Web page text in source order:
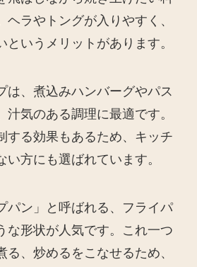
ラやトングが入りやすく、
いうメリットがあります。
は、煮込みハンバーグやパス
汁気のある調理に最適です。
する効果もあるため、キッチ
い方にも選ばれています。
パン」と呼ばれる、フライパ
な形状が人気です。これ一つ
る、炒めるをこなせるため、